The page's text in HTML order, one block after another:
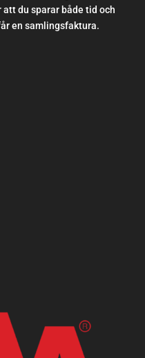
du sparar både tid och
en samlingsfaktura.